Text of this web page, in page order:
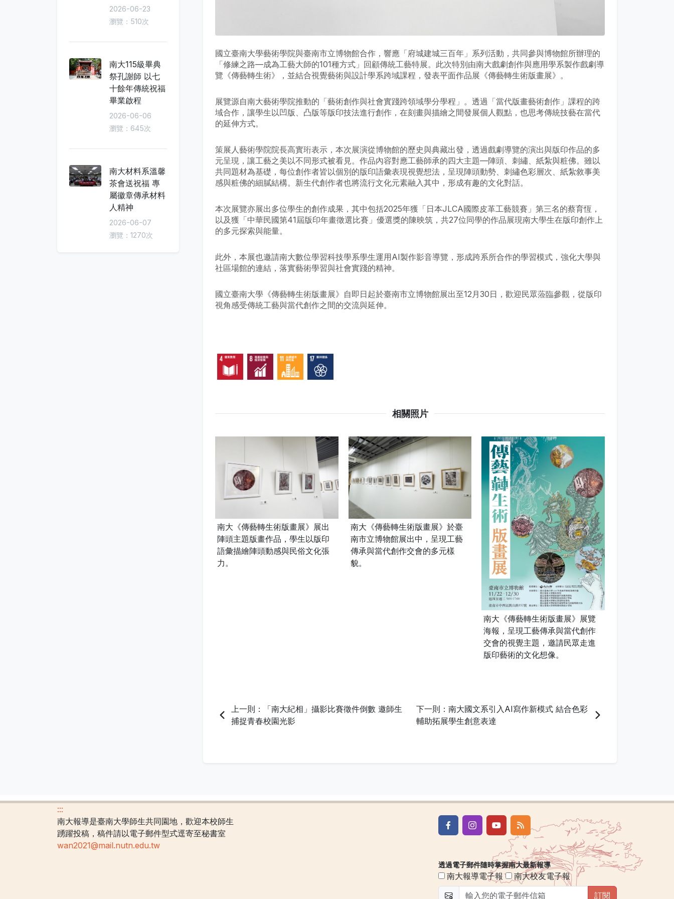
國立臺南大學藝術學院與臺南市立博物館合作，響應「府城建城三百年」系列活動，共同參與博物館所辦理的
「修練之路—成為工藝大師的101種方式」回顧傳統工藝特展。此次特別由南大戲劇創作與應用學系製作戲劇導
覽《傳藝轉生術》，並結合視覺藝術與設計學系跨域課程，發表平面作品展《傳藝轉生術版畫展》。
展覽源自南大藝術學院推動的「藝術創作與社會實踐跨領域學分學程」。透過「當代版畫藝術創作」課程的跨
域合作，讓學生以凹版、凸版等版印技法進行創作，在刻畫與描繪之間發展個人觀點，也思考傳統技藝在當代
的延伸方式。
策展人藝術學院院長高實珩表示，本次展演從博物館的歷史與典藏出發，透過戲劇導覽的演出與版印作品的多
元呈現，讓工藝之美以不同形式被看見。作品內容對應工藝師承的四大主題—陣頭、刺繡、紙紮與粧佛。雖以
共同題材為基礎，每位創作者皆以個別的版印語彙表現視覺想法，呈現陣頭動勢、刺繡色彩層次、紙紮敘事美
感與粧佛的細膩結構。新生代創作者也將流行文化元素融入其中，形成有趣的文化對話。
本次展覽亦展出多位學生的創作成果，其中包括2025年獲「日本JLCA國際皮革工藝競賽」第三名的蔡育恆，
以及獲「中華民國第41屆版印年畫徵選比賽」優選獎的陳映筑，共27位同學的作品展現南大學生在版印創作上
的多元探索與能量。
此外，本展也邀請南大數位學習科技學系學生運用AI製作影音導覽，形成跨系所合作的學習模式，強化大學與
社區場館的連結，落實藝術學習與社會實踐的精神。
國立臺南大學《傳藝轉生術版畫展》自即日起於臺南市立博物館展出至12月30日，歡迎民眾蒞臨參觀，從版印
視角感受傳統工藝與當代創作之間的交流與延伸。
相關照片
南大《傳藝轉生術版畫展》展出
陣頭主題版畫作品，學生以版印
語彙描繪陣頭動感與民俗文化張
力。
南大《傳藝轉生術版畫展》於臺
南市立博物館展出中，呈現工藝
傳承與當代創作交會的多元樣
貌。
南大《傳藝轉生術版畫展》展覽
海報，呈現工藝傳承與當代創作
交會的視覺主題，邀請民眾走進
版印藝術的文化想像。
上一則：「南大紀相」攝影比賽徵件倒數 邀師生
捕捉青春校園光影
下一則：南大國文系引入AI寫作新模式 結合色彩
輔助拓展學生創意表達
2026-06-23
瀏覽：510次
南大115級畢典
祭孔謝師 以七
十餘年傳統祝福
畢業啟程
2026-06-06
瀏覽：645次
南大材料系溫馨
茶會送祝福 專
屬徽章傳承材料
人精神
2026-06-07
瀏覽：1270次
:::
南大報導是臺南大學師生共同園地，歡迎本校師生
踴躍投稿，稿件請以電子郵件型式逕寄至秘書室
wan2021@mail.nutn.edu.tw
透過電子郵件隨時掌握南大最新報導
南大報導電子報
南大校友電子報
訂閱